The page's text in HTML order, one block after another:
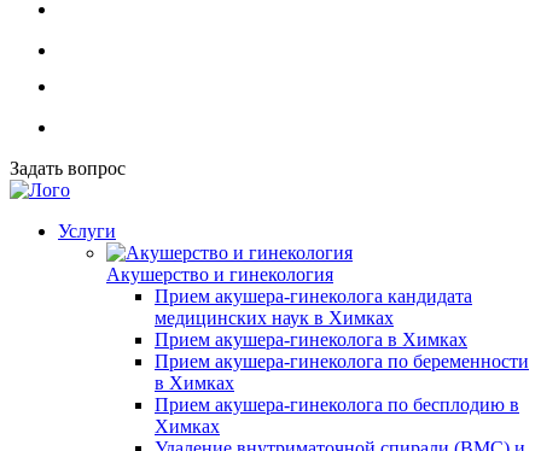
Задать вопрос
Услуги
Акушерство и гинекология
Прием акушера-гинеколога кандидата
медицинских наук в Химках
Прием акушера-гинеколога в Химках
Прием акушера-гинеколога по беременности
в Химках
Прием акушера-гинеколога по бесплодию в
Химках